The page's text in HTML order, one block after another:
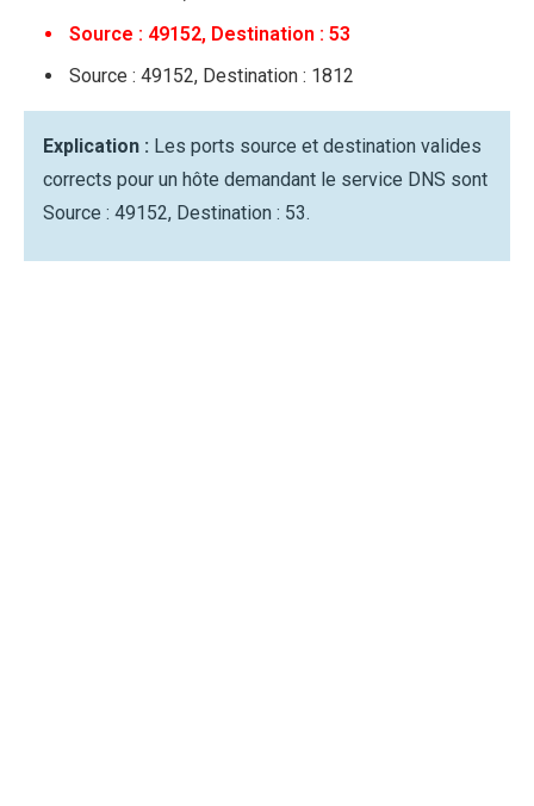
Source : 49152, Destination : 53
Source : 49152, Destination : 1812
Explication : Les ports source et destination valides
corrects pour un hôte demandant le service DNS sont
Source : 49152, Destination : 53.